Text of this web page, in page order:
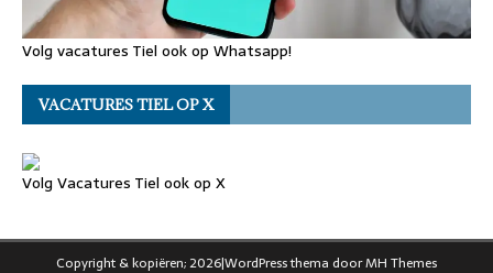
Volg vacatures Tiel ook op Whatsapp!
VACATURES TIEL OP X
Volg Vacatures Tiel ook op X
Copyright & kopiëren; 2026|WordPress thema doorMH Themes